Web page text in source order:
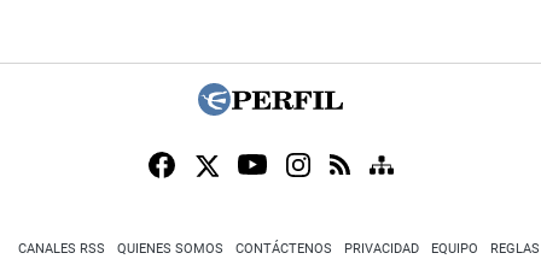
CANALES RSS QUIENES SOMOS CONTÁCTENOS PRIVACIDAD EQUIPO